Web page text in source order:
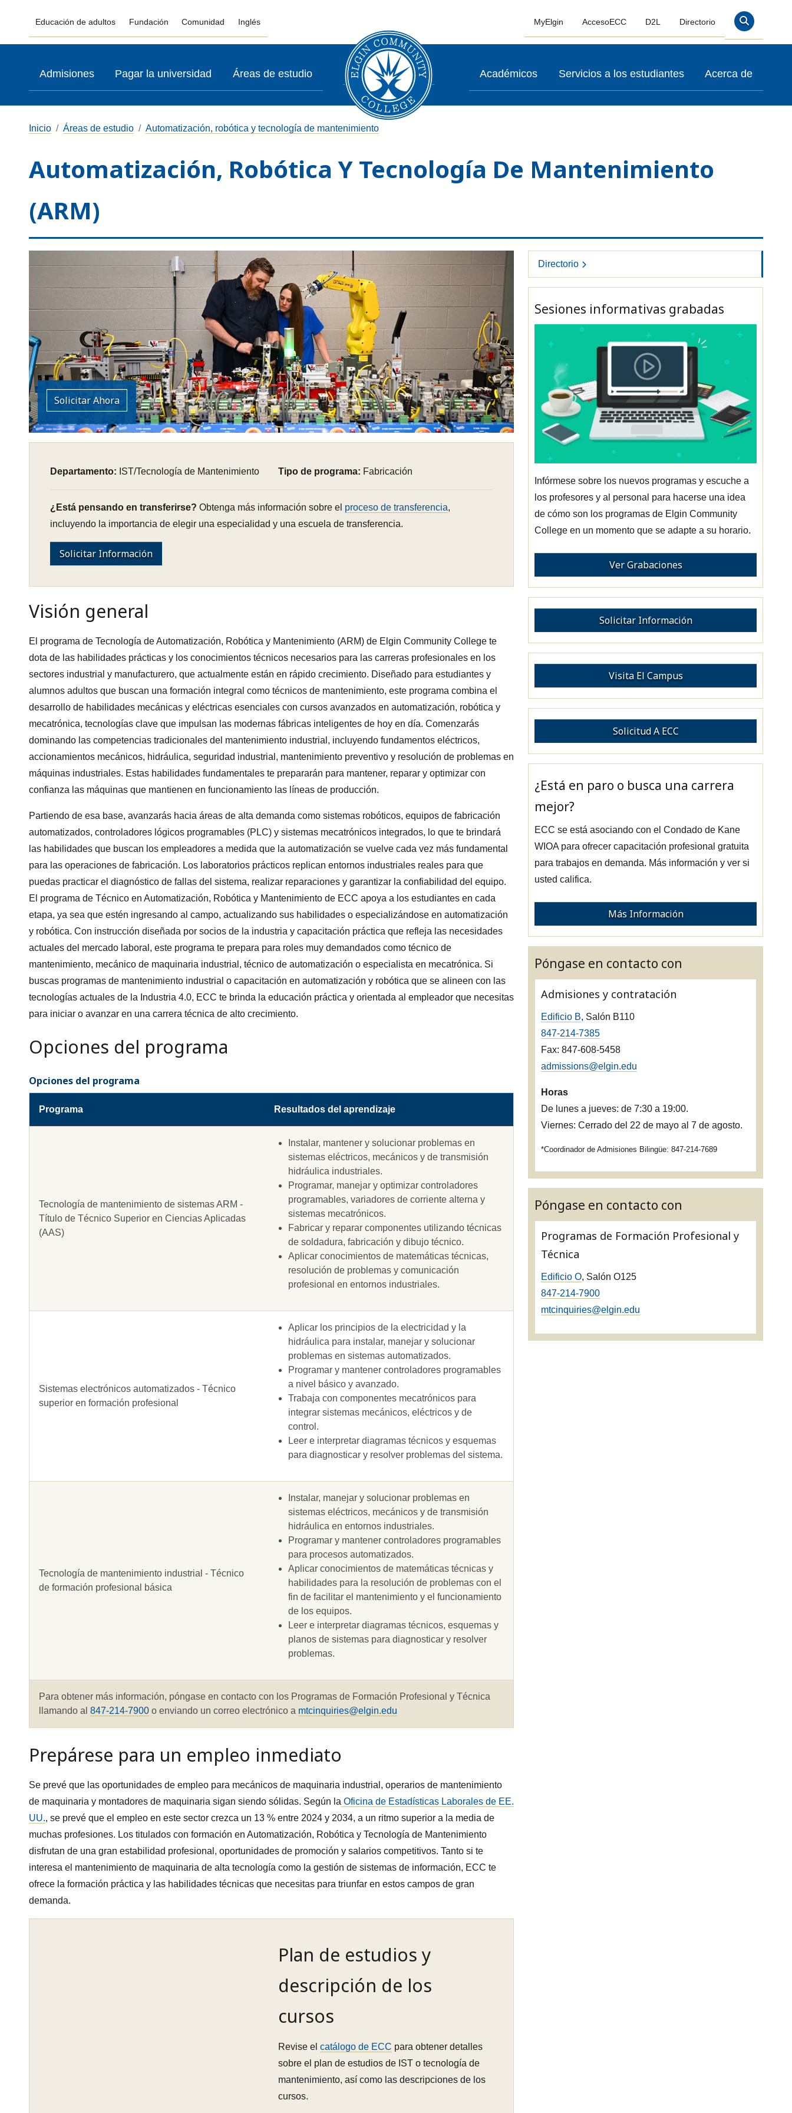
Educación de adultos Fundación Comunidad Inglés MyElgin AccesoECC D2L Directorio Buscar En
Admisiones Pagar la universidad Áreas de estudio Académicos Servicios a los estudiantes Acerca de
Inicio Áreas de estudio Automatización, robótica y tecnología de mantenimiento
Automatización, Robótica Y Tecnología De Mantenimiento
(ARM)
Solicitar Ahora
Departamento: IST/Tecnología de Mantenimiento Tipo de programa: Fabricación
¿Está pensando en transferirse? Obtenga más información sobre el proceso de transferencia,
incluyendo la importancia de elegir una especialidad y una escuela de transferencia.
Solicitar Información
Visión general
El programa de Tecnología de Automatización, Robótica y Mantenimiento (ARM) de Elgin Community College te
dota de las habilidades prácticas y los conocimientos técnicos necesarios para las carreras profesionales en los
sectores industrial y manufacturero, que actualmente están en rápido crecimiento. Diseñado para estudiantes y
alumnos adultos que buscan una formación integral como técnicos de mantenimiento, este programa combina el
desarrollo de habilidades mecánicas y eléctricas esenciales con cursos avanzados en automatización, robótica y
mecatrónica, tecnologías clave que impulsan las modernas fábricas inteligentes de hoy en día. Comenzarás
dominando las competencias tradicionales del mantenimiento industrial, incluyendo fundamentos eléctricos,
accionamientos mecánicos, hidráulica, seguridad industrial, mantenimiento preventivo y resolución de problemas en
máquinas industriales. Estas habilidades fundamentales te prepararán para mantener, reparar y optimizar con
confianza las máquinas que mantienen en funcionamiento las líneas de producción.
Partiendo de esa base, avanzarás hacia áreas de alta demanda como sistemas robóticos, equipos de fabricación
automatizados, controladores lógicos programables (PLC) y sistemas mecatrónicos integrados, lo que te brindará
las habilidades que buscan los empleadores a medida que la automatización se vuelve cada vez más fundamental
para las operaciones de fabricación. Los laboratorios prácticos replican entornos industriales reales para que
puedas practicar el diagnóstico de fallas del sistema, realizar reparaciones y garantizar la confiabilidad del equipo.
El programa de Técnico en Automatización, Robótica y Mantenimiento de ECC apoya a los estudiantes en cada
etapa, ya sea que estén ingresando al campo, actualizando sus habilidades o especializándose en automatización
y robótica. Con instrucción diseñada por socios de la industria y capacitación práctica que refleja las necesidades
actuales del mercado laboral, este programa te prepara para roles muy demandados como técnico de
mantenimiento, mecánico de maquinaria industrial, técnico de automatización o especialista en mecatrónica. Si
buscas programas de mantenimiento industrial o capacitación en automatización y robótica que se alineen con las
tecnologías actuales de la Industria 4.0, ECC te brinda la educación práctica y orientada al empleador que necesitas
para iniciar o avanzar en una carrera técnica de alto crecimiento.
Opciones del programa
Opciones del programa
Programa Resultados del aprendizaje
Tecnología de mantenimiento de sistemas ARM -
Título de Técnico Superior en Ciencias Aplicadas
(AAS)
Instalar, mantener y solucionar problemas en
sistemas eléctricos, mecánicos y de transmisión
hidráulica industriales.
Programar, manejar y optimizar controladores
programables, variadores de corriente alterna y
sistemas mecatrónicos.
Fabricar y reparar componentes utilizando técnicas
de soldadura, fabricación y dibujo técnico.
Aplicar conocimientos de matemáticas técnicas,
resolución de problemas y comunicación
profesional en entornos industriales.
Sistemas electrónicos automatizados - Técnico
superior en formación profesional
Aplicar los principios de la electricidad y la
hidráulica para instalar, manejar y solucionar
problemas en sistemas automatizados.
Programar y mantener controladores programables
a nivel básico y avanzado.
Trabaja con componentes mecatrónicos para
integrar sistemas mecánicos, eléctricos y de
control.
Leer e interpretar diagramas técnicos y esquemas
para diagnosticar y resolver problemas del sistema.
Tecnología de mantenimiento industrial - Técnico
de formación profesional básica
Instalar, manejar y solucionar problemas en
sistemas eléctricos, mecánicos y de transmisión
hidráulica en entornos industriales.
Programar y mantener controladores programables
para procesos automatizados.
Aplicar conocimientos de matemáticas técnicas y
habilidades para la resolución de problemas con el
fin de facilitar el mantenimiento y el funcionamiento
de los equipos.
Leer e interpretar diagramas técnicos, esquemas y
planos de sistemas para diagnosticar y resolver
problemas.
Para obtener más información, póngase en contacto con los Programas de Formación Profesional y Técnica
llamando al 847-214-7900o enviando un correo electrónico a mtcinquiries@elgin.edu
Prepárese para un empleo inmediato
Se prevé que las oportunidades de empleo para mecánicos de maquinaria industrial, operarios de mantenimiento
de maquinaria y montadores de maquinaria sigan siendo sólidas. Según laOficina de Estadísticas Laborales de EE.
UU., se prevé que el empleo en este sector crezca un 13 % entre 2024 y 2034, a un ritmo superior a la media de
muchas profesiones. Los titulados con formación en Automatización, Robótica y Tecnología de Mantenimiento
disfrutan de una gran estabilidad profesional, oportunidades de promoción y salarios competitivos. Tanto si te
interesa el mantenimiento de maquinaria de alta tecnología como la gestión de sistemas de información, ECC te
ofrece la formación práctica y las habilidades técnicas que necesitas para triunfar en estos campos de gran
demanda.
Plan de estudios y
descripción de los
cursos
Revise elcatálogo de ECC para obtener detalles
sobre el plan de estudios de IST o tecnología de
mantenimiento, así como las descripciones de los
cursos.
Directorio
Sesiones informativas grabadas
Infórmese sobre los nuevos programas y escuche a
los profesores y al personal para hacerse una idea
de cómo son los programas de Elgin Community
College en un momento que se adapte a su horario.
Ver Grabaciones
Solicitar Información
Visita El Campus
Solicitud A ECC
¿Está en paro o busca una carrera
mejor?
ECC se está asociando con el Condado de Kane
WIOA para ofrecer capacitación profesional gratuita
para trabajos en demanda. Más información y ver si
usted califica.
Más Información
Póngase en contacto con
Admisiones y contratación
Edificio B, Salón B110
847-214-7385
Fax: 847-608-5458
admissions@elgin.edu
Horas
De lunes a jueves: de 7:30 a 19:00.
Viernes: Cerrado del 22 de mayo al 7 de agosto.
*Coordinador de Admisiones Bilingüe: 847-214-7689
Póngase en contacto con
Programas de Formación Profesional y
Técnica
Edificio O, Salón O125
847-214-7900
mtcinquiries@elgin.edu